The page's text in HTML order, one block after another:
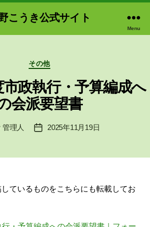
こうき公式サイト
Menu
Categories
その他
政執行・予算編成へ
会派要望書
管理人
Post2025年11月19日
ているものをこちらにも転載してお